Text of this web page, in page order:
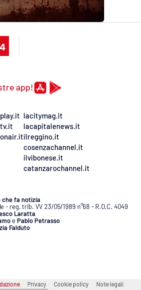
app!
lacitymag.it
lacapitalenews.it
ilreggino.it
cosenzachannel.it
ilvibonese.it
catanzarochannel.it
che fa notizia
- reg. trib. VV 23/05/1989 n°68 - R.O.C. 4049
Laratta
ePablo Petrasso
Falduto
Privacy Cookie policy Note legali